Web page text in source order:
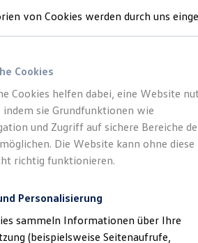
und Gebrauchtwagen
Angebote
Leasing
Leasing
Leasing
Leasing
ohne Anzahlung
mit Schlussrate
und Garantien
geprüft und
von Cookies werden durch uns
Cookies
Cookies helfen dabei, eine Website
indem sie Grundfunktionen wie
und Zugriff auf sichere Bereiche
Die Website kann ohne diese
richtig funktionieren.
Personalisierung
sammeln Informationen über Ihre
(beispielsweise Seitenaufrufe,